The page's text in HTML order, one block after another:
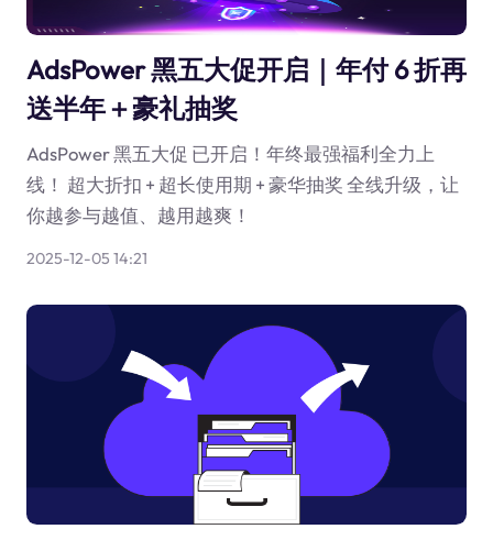
AdsPower 黑五大促开启｜年付 6 折再
送半年＋豪礼抽奖
AdsPower 黑五大促 已开启！年终最强福利全力上
线！ 超大折扣 + 超长使用期 + 豪华抽奖 全线升级，让
你越参与越值、越用越爽！
2025-12-05 14:21